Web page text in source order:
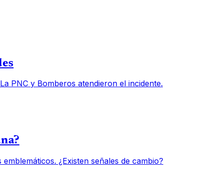
PNC y Bomberos atendieron el incidente.
¿Existen señales de cambio?